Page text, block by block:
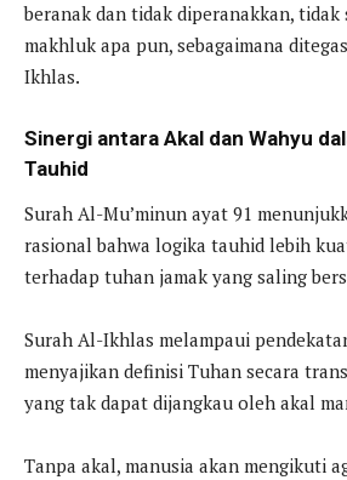
beranak dan tidak diperanakkan, tidak
makhluk apa pun, sebagaimana
Ikhlas.
Sinergi antara Akal dan Wahyu
Tauhid
Surah Al-Mu’minun ayat 91
rasional bahwa logika tauhid lebih
terhadap tuhan jamak yang saling
Surah Al-Ikhlas melampaui
menyajikan definisi Tuhan secara
yang tak dapat dijangkau oleh akal
Tanpa akal, manusia akan mengikuti